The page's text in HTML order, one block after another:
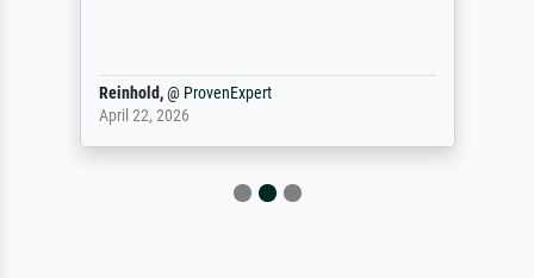
Reinhold,@ ProvenExpert
April 22, 2026